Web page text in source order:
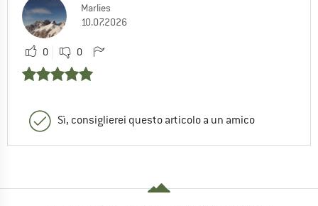
Marlies
10.07.2026
0 0
Sì, consiglierei questo articolo a un amico